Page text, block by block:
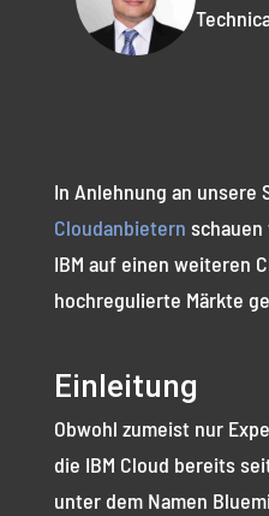
In Anlehnung an unsere
Cloudanbietern
IBM auf einen weiteren
hochregulierte Märkte
Einleitung
Obwohl zumeist nur
die IBM Cloud bereits
unter dem Namen